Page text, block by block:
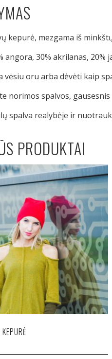
kepurė, mezgama iš
angora, 30% akrilanas, 20%
vėsiu oru arba dėvėti kaip
norimos spalvos,
spalva realybėje ir
PRODUKTAI